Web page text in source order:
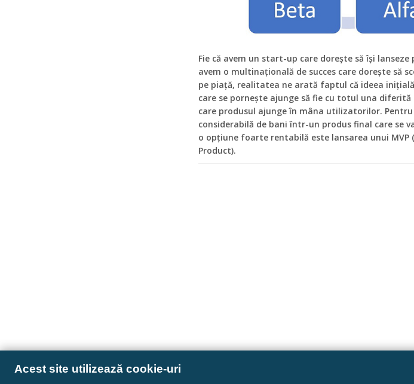
Acest site utilizează cookie-uri
Fie că avem un start-up care dorește să își lanseze
avem o multinațională de succes care dorește să
pe piață, realitatea ne arată faptul că ideea
care se pornește ajunge să fie cu totul una
care produsul ajunge în mâna utilizatorilor.
considerabilă de bani într-un produs final care se
o opțiune foarte rentabilă este lansarea unui MVP
Product).